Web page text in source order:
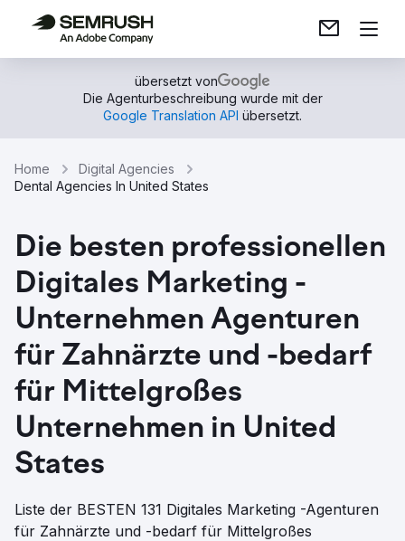
übersetzt von
Die Agenturbeschreibung wurde mit der
Google Translation API übersetzt.
Home
Digital Agencies
Dental Agencies In United States
Die besten professionellen
Digitales Marketing -
Unternehmen Agenturen
für Zahnärzte und -bedarf
für Mittelgroßes
Unternehmen in United
States
Liste der BESTEN 131 Digitales Marketing -Agenturen
für Zahnärzte und -bedarf für Mittelgroßes